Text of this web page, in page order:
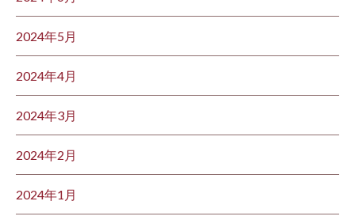
2024年5月
2024年4月
2024年3月
2024年2月
2024年1月